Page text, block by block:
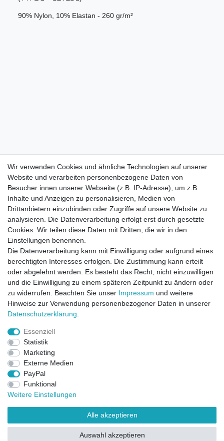
90% Nylon, 10% Elastan - 260 gr/m²
Direktkontakt per Telefon unter 04331 / 4928-910
Widerrufsrecht Widerrufsformular
Impressum
Wir verwenden Cookies und ähnliche Technologien auf unserer
Website und verarbeiten personenbezogene Daten von
Besucher:innen unserer Webseite (z.B. IP-Adresse), um z.B.
Inhalte und Anzeigen zu personalisieren, Medien von
Drittanbietern einzubinden oder Zugriffe auf unsere Website zu
analysieren. Die Datenverarbeitung erfolgt erst durch gesetzte
Cookies. Wir teilen diese Daten mit Dritten, die wir in den
Einstellungen benennen.
Die Datenverarbeitung kann mit Einwilligung oder aufgrund eines
berechtigten Interesses erfolgen. Die Zustimmung kann erteilt
oder abgelehnt werden. Es besteht das Recht, nicht einzuwilligen
und die Einwilligung zu einem späteren Zeitpunkt zu ändern oder
zu widerrufen. Beachten Sie unser Impressum und weitere
Hinweise zur Verwendung personenbezogener Daten in unserer
Daten­schutz­erklärung
Essenziell
Statistik
Marketing
Externe Medien
PayPal
Funktional
Weitere Einstellungen
Alle akzeptieren
Auswahl akzeptieren